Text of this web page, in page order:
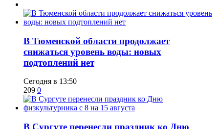
​В Тюменской области продолжает
снижаться уровень воды: новых
подтоплений нет
Сегодня в 13:50
209 0
​В Сургуте перенесли праздник ко Дню